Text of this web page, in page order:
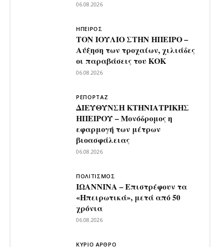
06.08.2026
ΗΠΕΙΡΟΣ
ΤΟΝ ΙΟΥΛΙΟ ΣΤΗΝ ΗΠΕΙΡΟ –
Αύξηση των τροχαίων, χιλιάδες
οι παραβάσεις του ΚΟΚ
06.08.2026
ΡΕΠΟΡΤΑΖ
ΔΙΕΥΘΥΝΣΗ ΚΤΗΝΙΑΤΡΙΚΗΣ
ΗΠΕΙΡΟΥ – Μονόδρομος η
εφαρμογή των μέτρων
βιοασφάλειας
06.08.2026
ΠΟΛΙΤΙΣΜΟΣ
ΙΩΑΝΝΙΝΑ – Επιστρέφουν τα
«Ηπειρωτικά», μετά από 50
χρόνια
06.08.2026
ΚΥΡΙΟ ΑΡΘΡΟ